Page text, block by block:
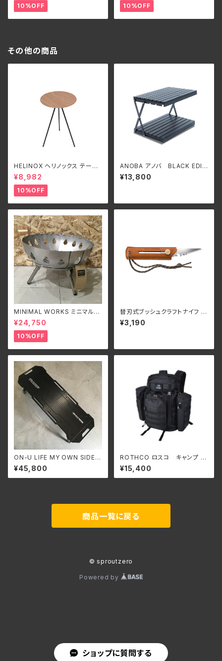
ショップに質問する
10%OFF 10%OFF
その他の商品
HELINOX ヘリノックス テーブ
ルオー HOME DECO & BEA
CH オーク
¥8,982
10%OFF
ANOBA アノバ BLACK EDIT
ION ウッドラック2段
¥13,800
MINIMAL WORKS ミニマルワ
ークスVULCAN/M バルカンM
¥24,750
10%OFF
替刃式ブッシュクラフトナイフ B
¥3,190
ON-U LIFE MY OWN SIDE T
ABLEサイドテーブル
¥45,800
ROTHCO ロスコ キャンプ バ
ックパック 41002
¥15,400
商品一覧に戻る
© sproutzero
Powered by